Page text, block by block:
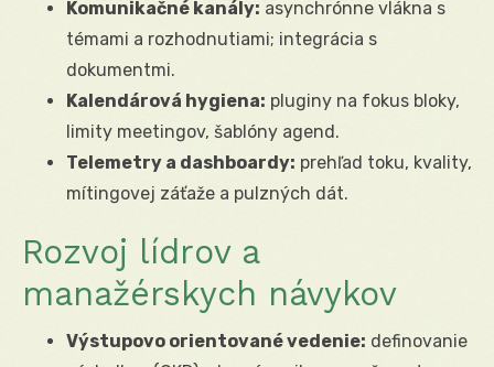
Komunikačné kanály: asynchrónne vlákna s
témami a rozhodnutiami; integrácia s
dokumentmi.
Kalendárová hygiena: pluginy na fokus bloky,
limity meetingov, šablóny agend.
Telemetry a dashboardy: prehľad toku, kvality,
mítingovej záťaže a pulzných dát.
Rozvoj lídrov a
manažérskych návykov
Výstupovo orientované vedenie: definovanie